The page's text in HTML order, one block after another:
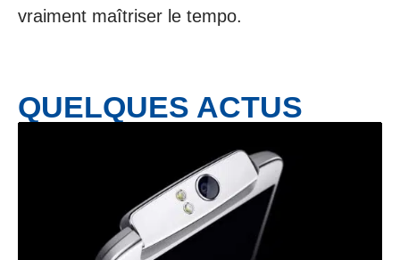
vraiment maîtriser le tempo.
QUELQUES ACTUS